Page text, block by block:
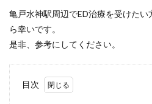
亀戸水神駅周辺でED治療を受けた
ら幸いです。
是非、参考にしてください。
目次